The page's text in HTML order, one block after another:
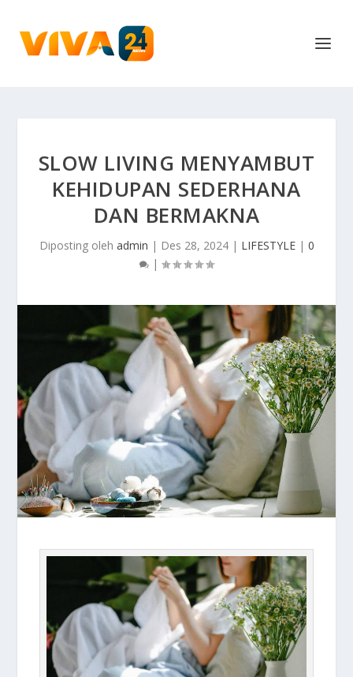
SLOW LIVING MENYAMBUT
KEHIDUPAN SEDERHANA
DAN BERMAKNA
Diposting oleh admin | Des 28, 2024| LIFESTYLE| 0
|